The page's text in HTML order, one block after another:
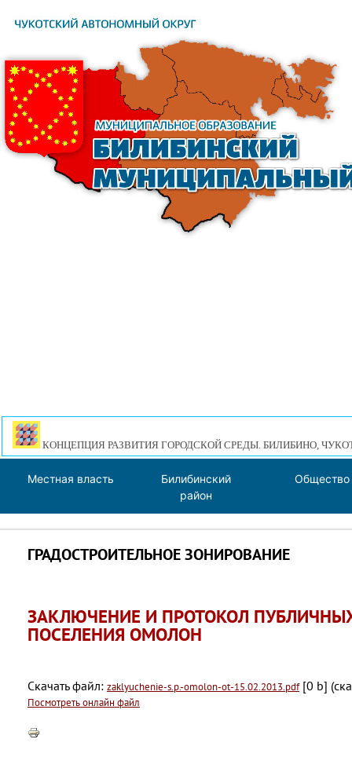
КОНЦЕПЦИЯ РАЗВИТИЯ ГОРОДСКОЙ СРЕДЫ. БИЛИБИНО,
Местная власть
Билибинский
район
Общество
ГРАДОСТРОИТЕЛЬНОЕ ЗОНИРОВАНИЕ
ЗАКЛЮЧЕНИЕ И ПРОТОКОЛ
ПОСЕЛЕНИЯ ОМОЛОН
Скачать файл: zaklyuchenie-s.p.-omolon-ot-15.02.2013.pdf[0 b]
Посмотреть онлайн файл